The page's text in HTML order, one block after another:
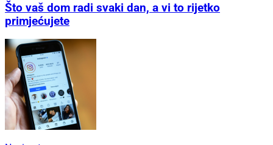
Što vaš dom radi svaki dan, a vi to rijetko
primjećujete